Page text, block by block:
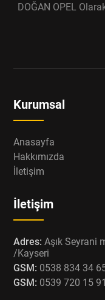
DOĞAN OPEL
Kurumsal
Anasayfa
Hakkımızda
İletişim
İletişim
Adres: Aşık Seyrani
/Kayseri
GSM: 0538 834 34
GSM: 0539 720 15 91